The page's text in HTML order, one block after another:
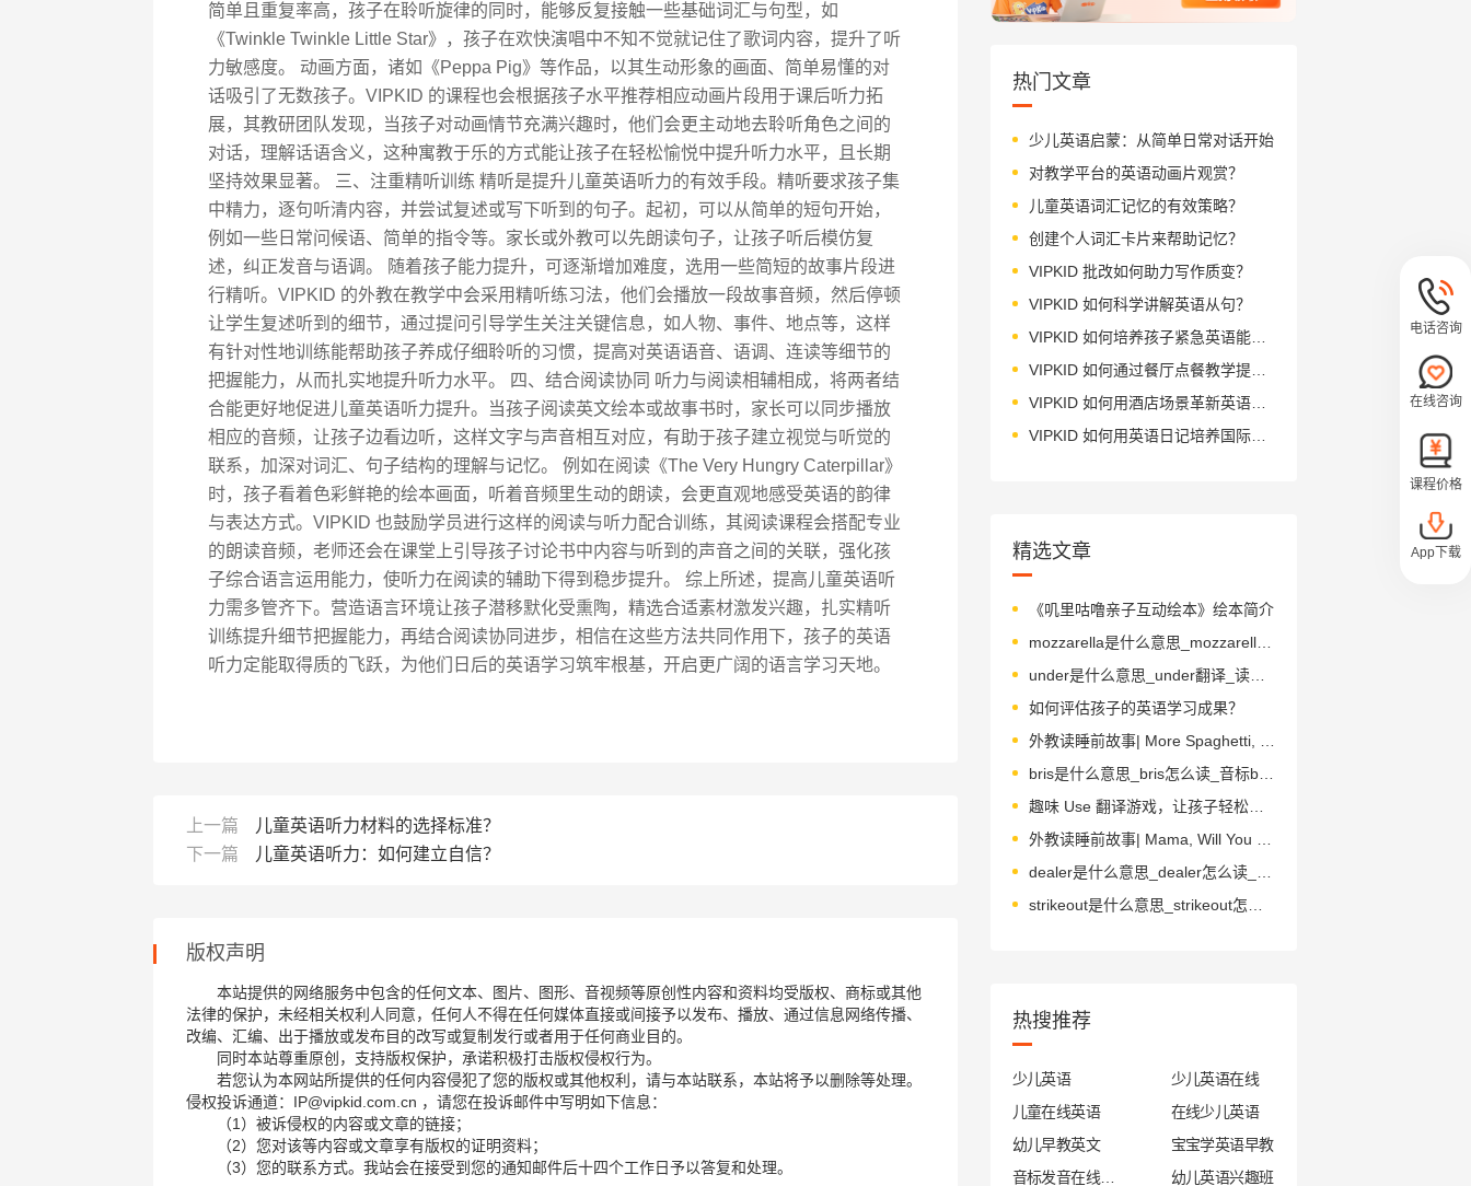
简单且重复率高，孩子在聆听旋律的同时，能够反复接触一些基础词汇与句型，如
《Twinkle Twinkle Little Star》，孩子在欢快演唱中不知不觉就记住了歌词内容，提升了听
力敏感度。 动画方面，诸如《Peppa Pig》等作品，以其生动形象的画面、简单易懂的对
话吸引了无数孩子。VIPKID 的课程也会根据孩子水平推荐相应动画片段用于课后听力拓
展，其教研团队发现，当孩子对动画情节充满兴趣时，他们会更主动地去聆听角色之间的
对话，理解话语含义，这种寓教于乐的方式能让孩子在轻松愉悦中提升听力水平，且长期
坚持效果显著。 三、注重精听训练 精听是提升儿童英语听力的有效手段。精听要求孩子集
中精力，逐句听清内容，并尝试复述或写下听到的句子。起初，可以从简单的短句开始，
例如一些日常问候语、简单的指令等。家长或外教可以先朗读句子，让孩子听后模仿复
述，纠正发音与语调。 随着孩子能力提升，可逐渐增加难度，选用一些简短的故事片段进
行精听。VIPKID 的外教在教学中会采用精听练习法，他们会播放一段故事音频，然后停顿
让学生复述听到的细节，通过提问引导学生关注关键信息，如人物、事件、地点等，这样
有针对性地训练能帮助孩子养成仔细聆听的习惯，提高对英语语音、语调、连读等细节的
把握能力，从而扎实地提升听力水平。 四、结合阅读协同 听力与阅读相辅相成，将两者结
合能更好地促进儿童英语听力提升。当孩子阅读英文绘本或故事书时，家长可以同步播放
相应的音频，让孩子边看边听，这样文字与声音相互对应，有助于孩子建立视觉与听觉的
联系，加深对词汇、句子结构的理解与记忆。 例如在阅读《The Very Hungry Caterpillar》
时，孩子看着色彩鲜艳的绘本画面，听着音频里生动的朗读，会更直观地感受英语的韵律
与表达方式。VIPKID 也鼓励学员进行这样的阅读与听力配合训练，其阅读课程会搭配专业
的朗读音频，老师还会在课堂上引导孩子讨论书中内容与听到的声音之间的关联，强化孩
子综合语言运用能力，使听力在阅读的辅助下得到稳步提升。 综上所述，提高儿童英语听
力需多管齐下。营造语言环境让孩子潜移默化受熏陶，精选合适素材激发兴趣，扎实精听
训练提升细节把握能力，再结合阅读协同进步，相信在这些方法共同作用下，孩子的英语
听力定能取得质的飞跃，为他们日后的英语学习筑牢根基，开启更广阔的语言学习天地。
上一篇
儿童英语听力材料的选择标准？
下一篇
儿童英语听力：如何建立自信？
版权声明
本站提供的网络服务中包含的任何文本、图片、图形、音视频等原创性内容和资料均受版权、商标或其他
法律的保护，未经相关权利人同意，任何人不得在任何媒体直接或间接予以发布、播放、通过信息网络传播、
改编、汇编、出于播放或发布目的改写或复制发行或者用于任何商业目的。
同时本站尊重原创，支持版权保护，承诺积极打击版权侵权行为。
若您认为本网站所提供的任何内容侵犯了您的版权或其他权利，请与本站联系，本站将予以删除等处理。
侵权投诉通道：IP@vipkid.com.cn ，请您在投诉邮件中写明如下信息：
（1）被诉侵权的内容或文章的链接；
（2）您对该等内容或文章享有版权的证明资料；
（3）您的联系方式。我站会在接受到您的通知邮件后十四个工作日予以答复和处理。
热门文章
少儿英语启蒙：从简单日常对话开始
对教学平台的英语动画片观赏？
儿童英语词汇记忆的有效策略？
创建个人词汇卡片来帮助记忆？
VIPKID 批改如何助力写作质变？
VIPKID 如何科学讲解英语从句？
VIPKID 如何培养孩子紧急英语能力？
VIPKID 如何通过餐厅点餐教学提升少儿英语应用能力？
VIPKID 如何用酒店场景革新英语教学？
VIPKID 如何用英语日记培养国际化人才？
精选文章
《叽里咕噜亲子互动绘本》绘本简介
mozzarella是什么意思_mozzarella怎么读_音标ˌmɒtsəˈrelə
under是什么意思_under翻译_读音_用法_翻译
如何评估孩子的英语学习成果？
bris是什么意思_bris怎么读_音标b'rɪs
趣味 Use 翻译游戏，让孩子轻松学英语
热搜推荐
少儿英语
少儿英语在线
儿童在线英语
在线少儿英语
幼儿早教英文
宝宝学英语早教
幼儿英语兴趣班
电话咨询
在线咨询
课程价格
App下载